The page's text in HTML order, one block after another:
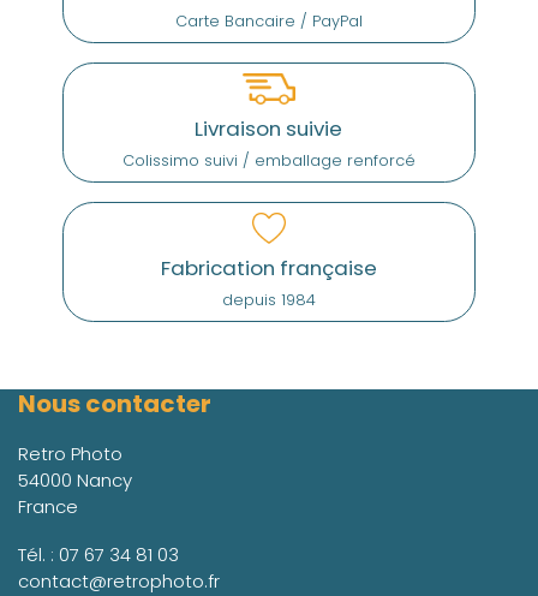
Carte Bancaire / PayPal
Livraison suivie
Colissimo suivi / emballage renforcé
Fabrication française
depuis 1984
Nous contacter
Retro Photo
54000 Nancy
France
Tél. : 07 67 34 81 03
contact@retrophoto.fr